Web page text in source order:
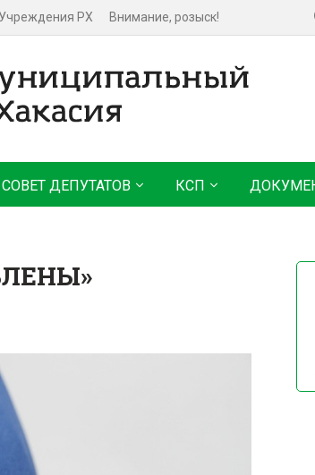
Учреждения РХ Внимание, розыск!
СОВЕТ ДЕПУТАТОВ КСП